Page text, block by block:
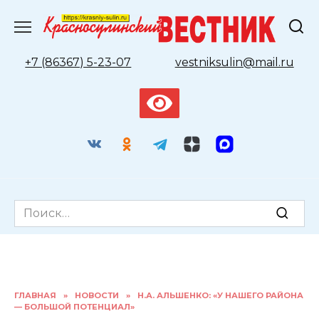
содержанию
+7 (86367) 5-23-07
vestniksulin@mail.ru
Search
for:
ГЛАВНАЯ » НОВОСТИ »
Н.А. АЛЬШЕНКО: «У НАШЕГО РАЙОНА
— БОЛЬШОЙ ПОТЕНЦИАЛ»